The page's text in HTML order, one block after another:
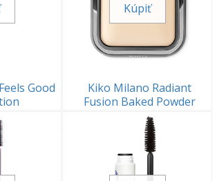
Good
Kúpiť
Kiko Milano Radiant
Fusion Baked Powder